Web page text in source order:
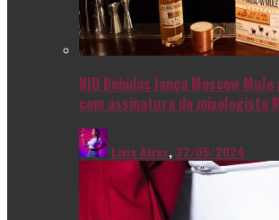
NIB Bebidas lança Moscow
com assinatura do mixologista
Livia Alves, 22/05/2024